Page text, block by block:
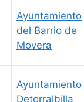
Ayuntamiento
del Barrio de
Movera
Ayuntamiento
Detorralbilla